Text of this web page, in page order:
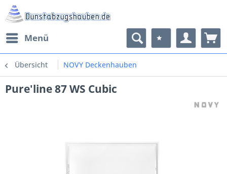
Menü
Übersicht NOVY Deckenhauben
Pure'line 87 WS Cubic